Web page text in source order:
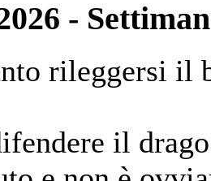
-
rileggersi il
il